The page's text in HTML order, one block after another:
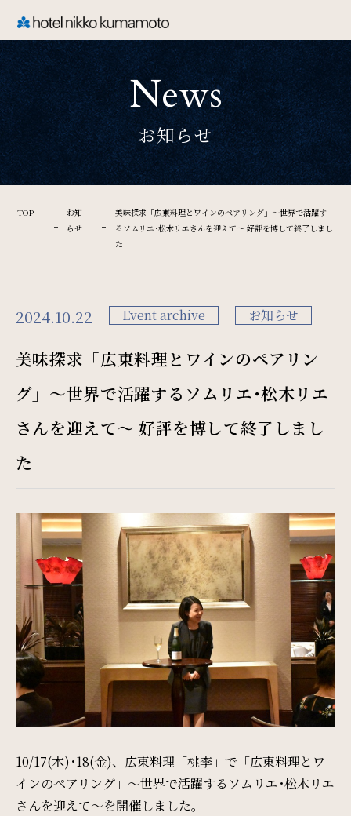
CLOSE
TOP
Welcome
ホテル日航熊本のご案内
Restaurant & Lounge
Banquet
Wedding
ウエディング
Access
アクセス
Sightseeing
周辺観光
Gallery
フォトギャラリー
News
お知らせ
TOP
お知
らせ
美味探求「広東料理とワインのペアリング」～世界で活躍す
るソムリエ･松木リエさんを迎えて～ 好評を博して終了しまし
た
2024.10.22 Event archive お知らせ
美味探求「広東料理とワインのペアリン
グ」～世界で活躍するソムリエ･松木リエ
さんを迎えて～ 好評を博して終了しまし
た
10/17(木)･18(金)、広東料理「桃李」で「広東料理とワ
インのペアリング」～世界で活躍するソムリエ･松木リエ
さんを迎えて～を開催しました。